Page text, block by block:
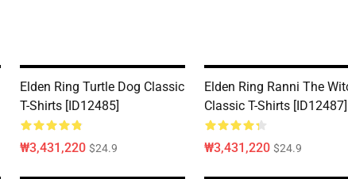
Elden Ring Turtle Dog Classic
T-Shirts [ID12485]
₩3,431,220 $24.9
Elden Ring Ranni The
Classic T-Shirts [ID12487]
₩3,431,220 $24.9